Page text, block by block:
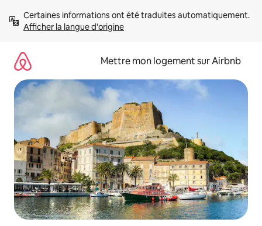
directement
Afficher la langue d'origine
Mettre mon logement sur Airbnb